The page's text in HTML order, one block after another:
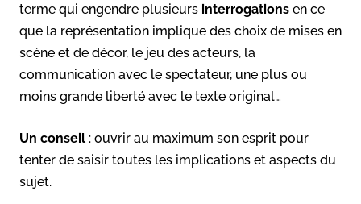
terme qui engendre plusieurs interrogations en ce
que la représentation implique des choix de mises en
scène et de décor, le jeu des acteurs, la
communication avec le spectateur, une plus ou
moins grande liberté avec le texte original…
Un conseil : ouvrir au maximum son esprit pour
tenter de saisir toutes les implications et aspects du
sujet.